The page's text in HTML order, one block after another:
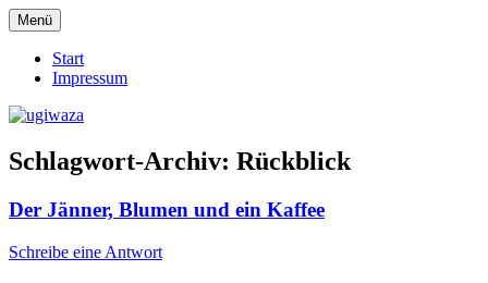
Zum
Inhalt
springen
ugiwaza
Menü
Start
Impressum
Schlagwort-Archiv: Rückblick
Der Jänner, Blumen und ein Kaffee
Schreibe eine Antwort